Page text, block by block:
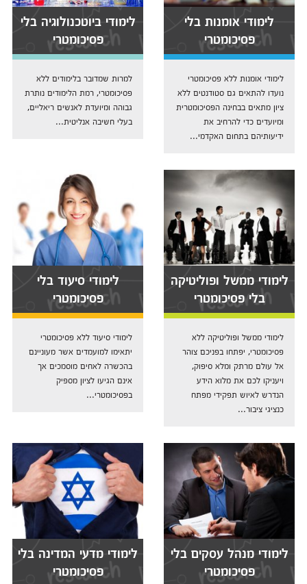
לימודי אומנות בלי
פסיכומטרי
לימודי אומנות ללא פסיכומטרי
נועדו להתאים גם סטודנטים ללא
ציון מתאים בבחינה הפסיכומטרית
ומיועדים כדי להרחיב את
ידיעותיהם בתחום האקדמי...
לימודי ביוטכנולוגיה בלי
פסיכומטרי
למרות שמדובר בלימודים ללא
פסיכומטרי, רמת הלימודים נותרת
גבוהה ומיועדת לאנשים ריאליים,
בעלי חשיבה אנליטית...
לימודי ממשל ופוליטיקה
בלי פסיכומטרי
לימודי ממשל ופוליטיקה ללא
פסיכומטרי, יפתחו בפניכם צוהר
אל עולם מרתק ומלא סיפוק,
ויעניקו לכם את מלוא הידע
הנדרש לאיוש תפקידי מפתח
כנציגי ציבור...
לימודי סיעוד בלי
פסיכומטרי
לימודי סיעוד ללא פסיכומטרי
יתאימו למועמדים אשר מעוניינם
בהכשרה לאחים מוסמכים אך
אינם הגיעו לציון מספיק
בפסיכומטרי...
לימודי מנהל עסקים בלי
פסיכומטרי
לימודי מדעי המדינה בלי
פסיכומטרי